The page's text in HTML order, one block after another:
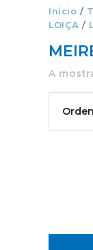
Início /
LOIÇA /
A